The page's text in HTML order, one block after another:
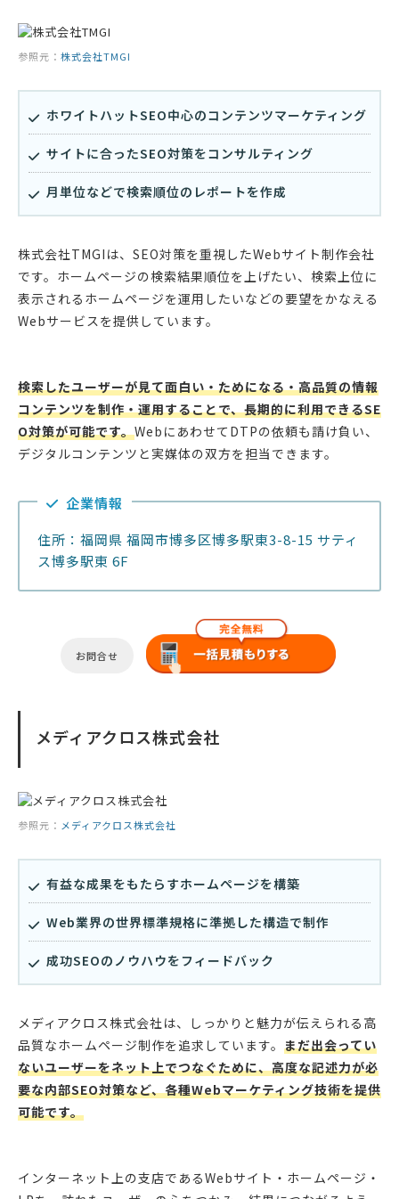
参照元： 株式会社TMGI
ホワイトハットSEO中心のコンテンツマーケティング
サイトに合ったSEO対策をコンサルティング
月単位などで検索順位のレポートを作成
株式会社TMGIは、SEO対策を重視したWebサイト制作会社
です。ホームページの検索結果順位を上げたい、検索上位に
表示されるホームページを運用したいなどの要望をかなえる
Webサービスを提供しています。
検索したユーザーが見て面白い・ためになる・高品質の情報
コンテンツを制作・運用することで、長期的に利用できるSE
O対策が可能です。WebにあわせてDTPの依頼も請け負い、
デジタルコンテンツと実媒体の双方を担当できます。
企業情報
住所：福岡県 福岡市博多区博多駅東3-8-15 サティ
ス博多駅東 6F
お問合せ
メディアクロス株式会社
参照元： メディアクロス株式会社
有益な成果をもたらすホームページを構築
Web業界の世界標準規格に準拠した構造で制作
成功SEOのノウハウをフィードバック
メディアクロス株式会社は、しっかりと魅力が伝えられる高
品質なホームページ制作を追求しています。 まだ出会ってい
ないユーザーをネット上でつなぐために、高度な記述力が必
要な内部SEO対策など、各種Webマーケティング技術を提供
可能です。
インターネット上の支店であるWebサイト・ホームページ・